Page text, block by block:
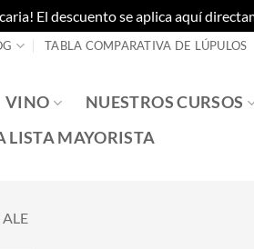
El descuento se aplica aquí
TABLA COMPARATIVA DE LÚPULOS
VINO
NUESTROS CURSOS
LISTA MAYORISTA